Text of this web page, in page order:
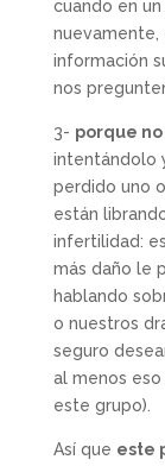
cuando en
nuevamente,
información
nos
3- porque
intentándolo
perdido uno
están
infertilidad:
más daño le
hablando
o nuestros
seguro
al menos
este grupo).
Así que este